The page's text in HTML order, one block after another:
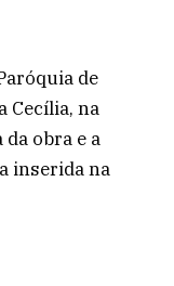
de
Cecília, na
obra e a
inserida na